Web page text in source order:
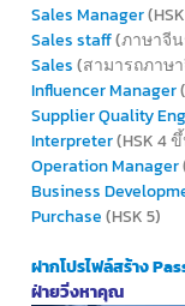
Sales Manager
Sales staff(ภาษาจี
Sales(สามารถภาษ
Influencer Manager
Supplier Quality
Interpreter(HSK 4
Operation Manager
Business
Purchase(HSK 5)
ฝากโปรไฟล์สร้าง
ฝ่ายวิ่งหาคุณ